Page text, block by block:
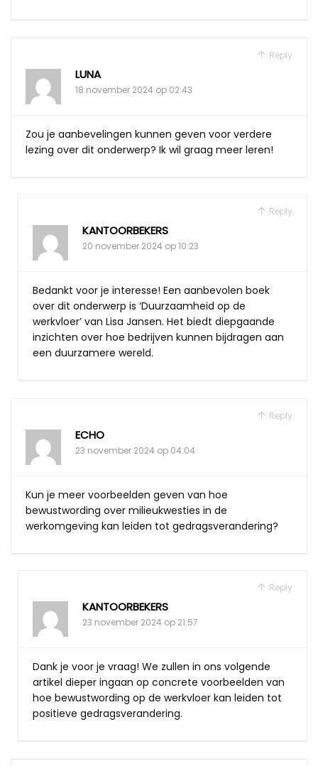
Reply
LUNA
18 november 2024 op 02:43
Zou je aanbevelingen kunnen geven voor verdere
lezing over dit onderwerp? Ik wil graag meer leren!
Reply
KANTOORBEKERS
20 november 2024 op 10:23
Bedankt voor je interesse! Een aanbevolen boek
over dit onderwerp is ‘Duurzaamheid op de
werkvloer’ van Lisa Jansen. Het biedt diepgaande
inzichten over hoe bedrijven kunnen bijdragen aan
een duurzamere wereld.
Reply
ECHO
23 november 2024 op 04:04
Kun je meer voorbeelden geven van hoe
bewustwording over milieukwesties in de
werkomgeving kan leiden tot gedragsverandering?
Reply
KANTOORBEKERS
23 november 2024 op 21:57
Dank je voor je vraag! We zullen in ons volgende
artikel dieper ingaan op concrete voorbeelden van
hoe bewustwording op de werkvloer kan leiden tot
positieve gedragsverandering.